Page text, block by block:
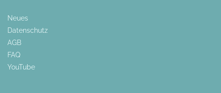
Neues
Datenschutz
AGB
FAQ
YouTube